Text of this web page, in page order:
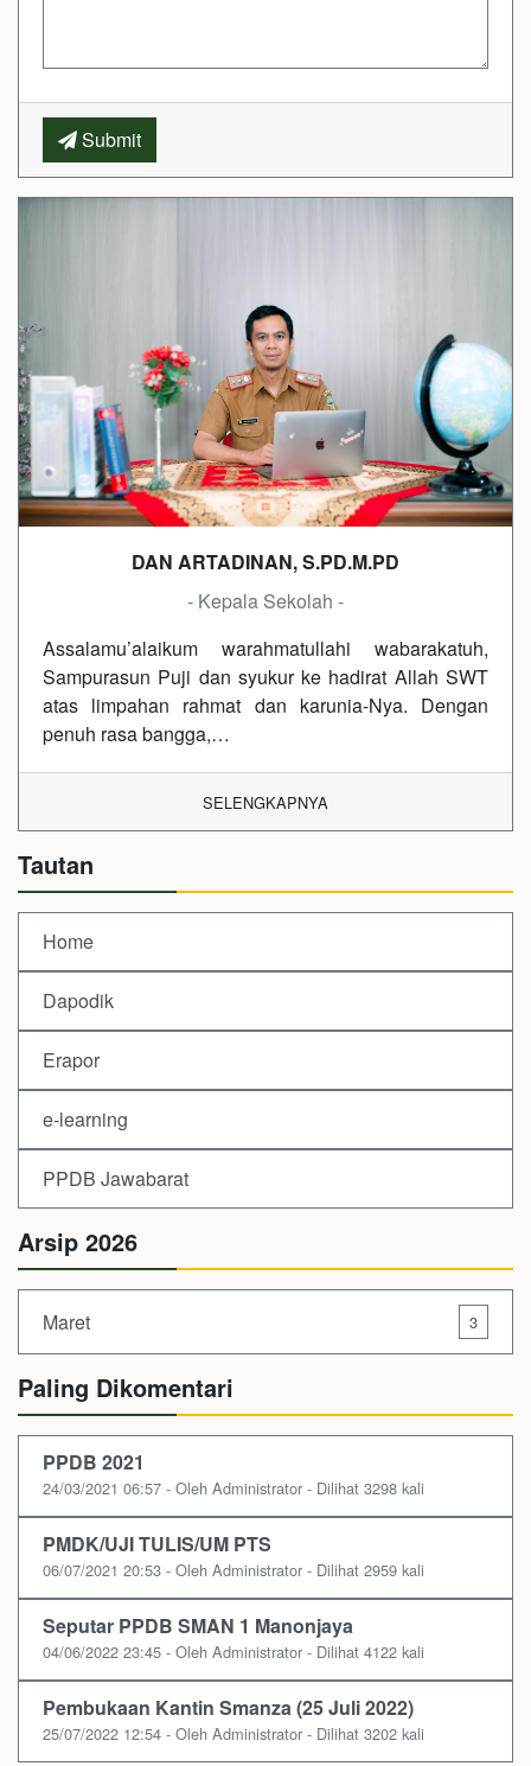
Submit
DAN ARTADINAN, S.PD.M.PD
- Kepala Sekolah -
Assalamu’alaikum warahmatullahi wabarakatuh,
Sampurasun Puji dan syukur ke hadirat Allah SWT
atas limpahan rahmat dan karunia-Nya. Dengan
penuh rasa bangga,…
SELENGKAPNYA
Tautan
Home
Dapodik
Erapor
e-learning
PPDB Jawabarat
Arsip 2026
Maret 3
Paling Dikomentari
PPDB 2021
24/03/2021 06:57 - Oleh Administrator - Dilihat 3298 kali
PMDK/UJI TULIS/UM PTS
06/07/2021 20:53 - Oleh Administrator - Dilihat 2959 kali
Seputar PPDB SMAN 1 Manonjaya
04/06/2022 23:45 - Oleh Administrator - Dilihat 4122 kali
Pembukaan Kantin Smanza (25 Juli 2022)
25/07/2022 12:54 - Oleh Administrator - Dilihat 3202 kali